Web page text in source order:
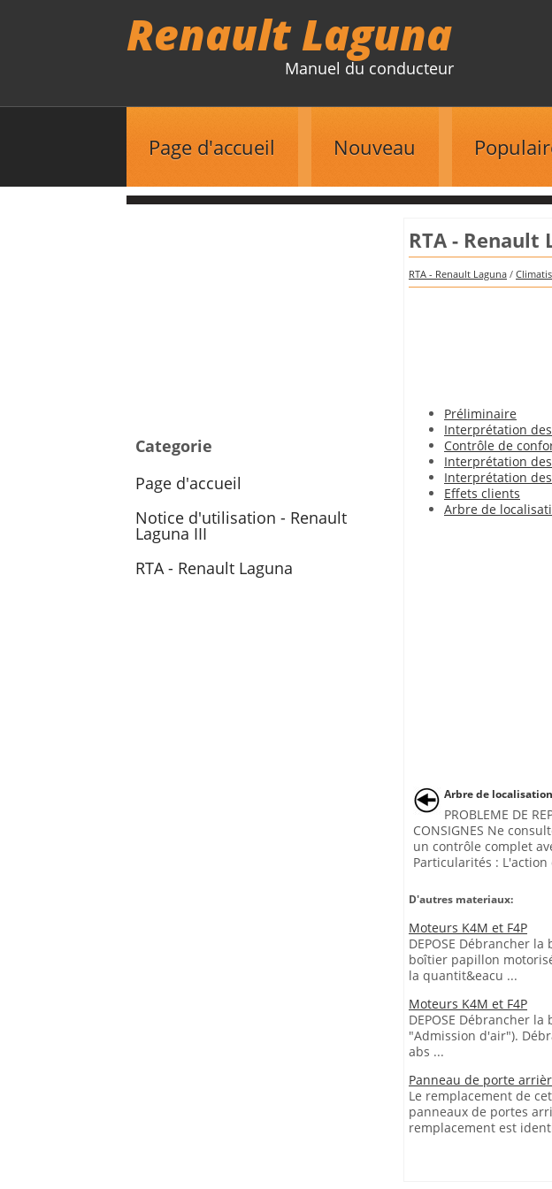
Renault Laguna
Manuel du conducteur
Page d'accueil Nouveau
RTA -
RTA - Renault Laguna /
Préliminaire
Interprétation
Contrôle de
Interprétation
Interprétation
Effets clients
Arbre de
Arbre de
PROBLEME DE
CONSIGNES Ne
un contrôle complet
Particularités :
D'autres materiaux:
Moteurs K4M et F4P
DEPOSE Débrancher
boîtier papillon
la quantit&eacu ...
Moteurs K4M et F4P
DEPOSE Débrancher
"Admission d'air").
abs ...
Panneau de porte
Le remplacement de
panneaux de portes
remplacement est
Categorie
Page d'accueil
Notice d'utilisation - Renault
Laguna III
RTA - Renault Laguna